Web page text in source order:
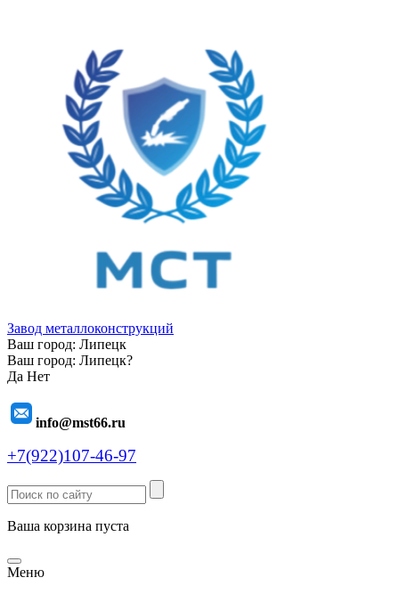
Завод металлоконструкций
Ваш город: Липецк
Ваш город: Липецк?
Да Нет
info@mst66.ru
+7(922)107-46-97
Ваша корзина пуста
Меню